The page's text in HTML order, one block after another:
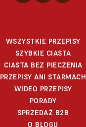
WSZYSTKIE PRZEPISY
SZYBKIE CIASTA
CIASTA BEZ PIECZENIA
PRZEPISY ANI STARMACH
WIDEO PRZEPISY
PORADY
SPRZEDAŻ B2B
O BLOGU